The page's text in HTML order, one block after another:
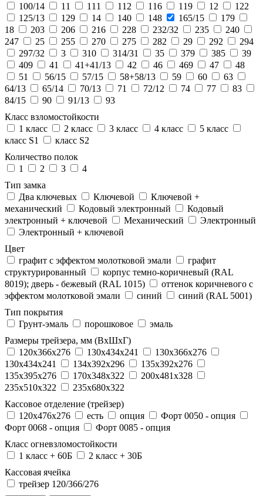
100/14
11 111 112 116 119 12
122
125/13
129 14 140 148 165/15
179
18
203 206 216 228 232/32 235
240
247
25 255 270 275 282 29 292
294
297/32
3 310 314/31 35 379 385
39
409
41 41+41/13 42 46 469 47
48
51
56/15 57/15 58+58/13 59 60
63
64/13
65/14 70/13 71 72/12 74 77
83
84/15
90 91/13
93
Класс взломостойкости
1 класс
2 класс 3 класс 4 класс
5 класс
класс S1
класс S2
Количество полок
1
2 3
4
Тип замка
Два ключевых
Ключевой
Ключевой +
механический
Кодовый электронный
Кодовый
электронный + ключевой
Механический
Электронный
Электронный + ключевой
Цвет
графит с эффектом молотковой эмали
графит
структурированный
корпус темно-коричневый (RAL
8019); дверь - бежевый (RAL 1015)
оттенок коричневого с
эффектом молотковой эмали
синий
синий (RAL 5001)
Тип покрытия
Грунт-эмаль
порошковое
эмаль
Размеры трейзера, мм (ВхШхГ)
120x366x276
130x434x241
130х366х276
130х434х241
134x392x296
135x392x276
135x395x276
170x348x322
200x481x328
235x510x322
235x680x322
Кассовое отделение (трейзер)
120х476х276
есть опция
Форт 0050 - опция
Форт 0068 - опция
Форт 0085 - опция
Класс огневзломостойкости
1 класс + 60Б
2 класс + 30Б
Кассовая ячейка
трейзер 120/366/276